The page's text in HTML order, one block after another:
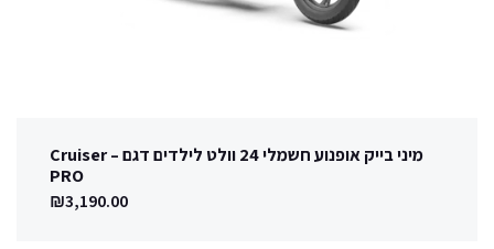
מיני בייק אופנוע חשמלי 24 וולט לילדים דגם – Cruiser
PRO
₪3,190.00